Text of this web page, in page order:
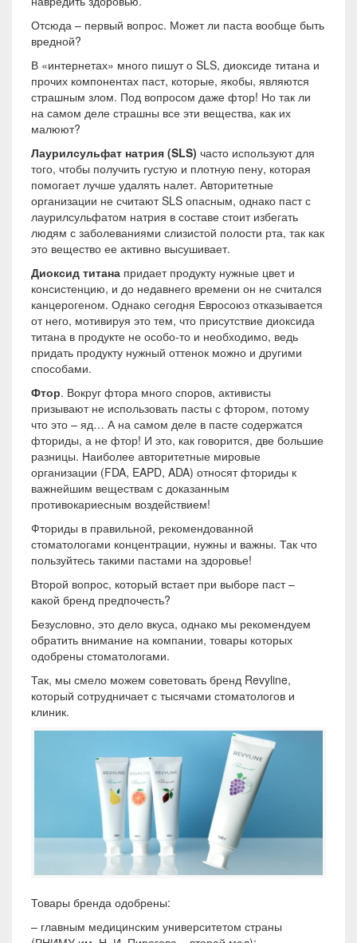
Отсюда – первый вопрос. Может ли паста вообще быть
вредной?
В «интернетах» много пишут о SLS, диоксиде титана и
прочих компонентах паст, которые, якобы, являются
страшным злом. Под вопросом даже фтор! Но так ли
на самом деле страшны все эти вещества, как их
малюют?
Лаурилсульфат натрия (SLS) часто используют для
того, чтобы получить густую и плотную пену, которая
помогает лучше удалять налет. Авторитетные
организации не считают SLS опасным, однако паст с
лаурилсульфатом натрия в составе стоит избегать
людям с заболеваниями слизистой полости рта, так как
это вещество ее активно высушивает.
Диоксид титана придает продукту нужные цвет и
консистенцию, и до недавнего времени он не считался
канцерогеном. Однако сегодня Евросоюз отказывается
от него, мотивируя это тем, что присутствие диоксида
титана в продукте не особо-то и необходимо, ведь
придать продукту нужный оттенок можно и другими
способами.
Фтор. Вокруг фтора много споров, активисты
призывают не использовать пасты с фтором, потому
что это – яд… А на самом деле в пасте содержатся
фториды, а не фтор! И это, как говорится, две большие
разницы. Наиболее авторитетные мировые
организации (FDA, EAPD, ADA) относят фториды к
важнейшим веществам с доказанным
противокариесным воздействием!
Фториды в правильной, рекомендованной
стоматологами концентрации, нужны и важны. Так что
пользуйтесь такими пастами на здоровье!
Второй вопрос, который встает при выборе паст –
какой бренд предпочесть?
Безусловно, это дело вкуса, однако мы рекомендуем
обратить внимание на компании, товары которых
одобрены стоматологами.
Так, мы смело можем советовать бренд Revyline,
который сотрудничает с тысячами стоматологов и
клиник.
Товары бренда одобрены:
– главным медицинским университетом страны